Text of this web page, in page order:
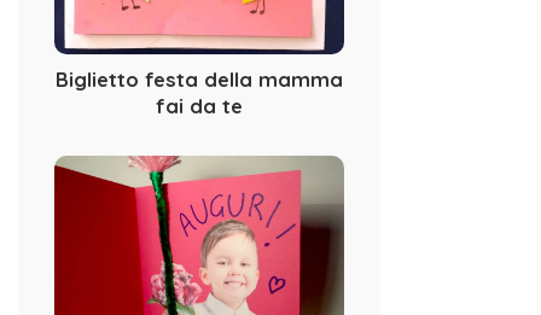
Biglietto festa della mamma
fai da te